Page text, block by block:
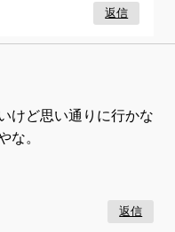
返信
けど思い通りに行かな
な。
返信